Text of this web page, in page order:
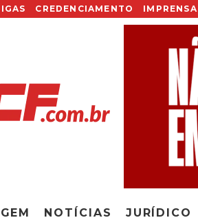
CREDENCIAMENTO IMPRENSA
NOTÍCIAS JURÍDICO